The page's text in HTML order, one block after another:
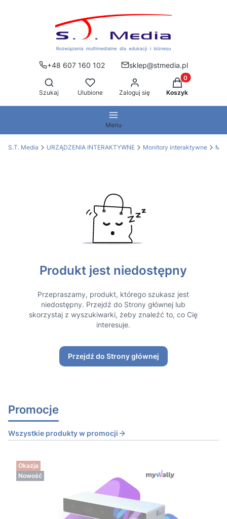
+48 607 160 102
sklep@stmedia.pl
Otwórz wyszukiwarkę
Szukaj Ulubione Zaloguj się
Produkty w
Koszyk
Menu
S.T. Media URZĄDZENIA INTERAKTYWNE Monitory interaktywne
Produkt jest niedostępny
Przepraszamy, produkt, którego szukasz jest
niedostępny. Przejdź do Strony głównej lub
skorzystaj z wyszukiwarki, żeby znaleźć to, co Cię
interesuje.
Przejdź do Strony głównej
Promocje
Wszystkie produkty w promocji
Okazja
Nowość